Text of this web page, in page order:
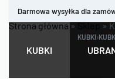
Darmowa wysyłka dla
KUBKI
Strona główna»Sklep»
KUBKI›